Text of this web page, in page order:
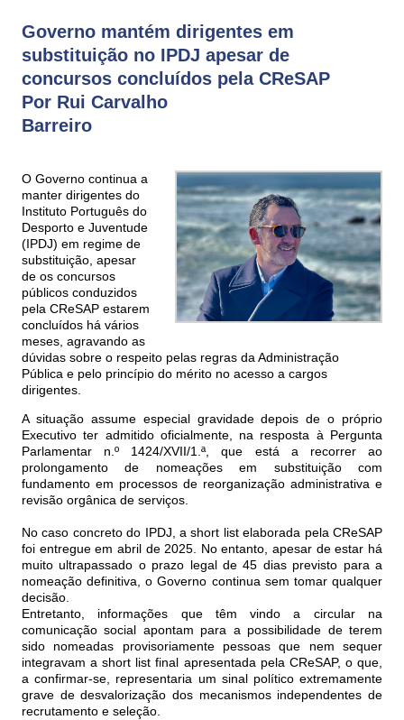
Governo mantém dirigentes em
substituição no IPDJ apesar de
concursos concluídos pela CReSAP
Por Rui Carvalho
Barreiro
O Governo continua a
manter dirigentes do
Instituto Português do
Desporto e Juventude
(IPDJ) em regime de
substituição, apesar
de os concursos
públicos conduzidos
pela CReSAP estarem
concluídos há vários
meses, agravando as
dúvidas sobre o respeito pelas regras da Administração
Pública e pelo princípio do mérito no acesso a cargos
dirigentes.
A situação assume especial gravidade depois de o próprio
Executivo ter admitido oficialmente, na resposta à Pergunta
Parlamentar n.º 1424/XVII/1.ª, que está a recorrer ao
prolongamento de nomeações em substituição com
fundamento em processos de reorganização administrativa e
revisão orgânica de serviços.
No caso concreto do IPDJ, a short list elaborada pela CReSAP
foi entregue em abril de 2025. No entanto, apesar de estar há
muito ultrapassado o prazo legal de 45 dias previsto para a
nomeação definitiva, o Governo continua sem tomar qualquer
decisão.
Entretanto, informações que têm vindo a circular na
comunicação social apontam para a possibilidade de terem
sido nomeadas provisoriamente pessoas que nem sequer
integravam a short list final apresentada pela CReSAP, o que,
a confirmar-se, representaria um sinal político extremamente
grave de desvalorização dos mecanismos independentes de
recrutamento e seleção.